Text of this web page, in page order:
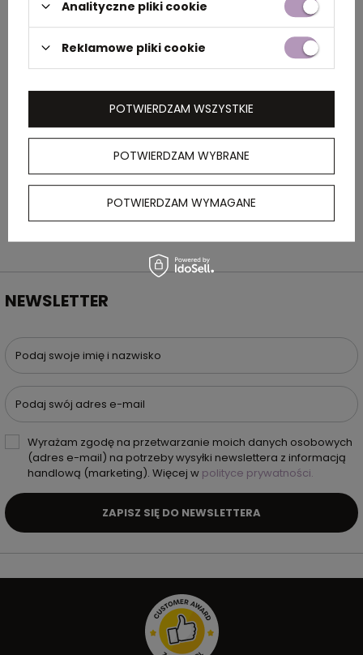
OPIS
obudowie, ze złotymi elementami.
NEWSLETTER
Podaj swoje imię i nazwisko
Podaj swój adres e-mail
Wyrażam zgodę na przetwarzanie moich danych osobowych
(adres e-mail) na potrzeby wysyłki newslettera z informacją
handlową (marketing). Więcej w polityce prywatności.
ZAPISZ SIĘ DO NEWSLETTERA
Analityczne pliki cookie
Reklamowe pliki cookie
POTWIERDZAM WYBRANE
POTWIERDZAM WYMAGANE
POTWIERDZAM WSZYSTKIE